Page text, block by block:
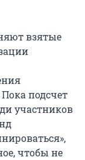
взятые
подсчет
участников
чтобы не